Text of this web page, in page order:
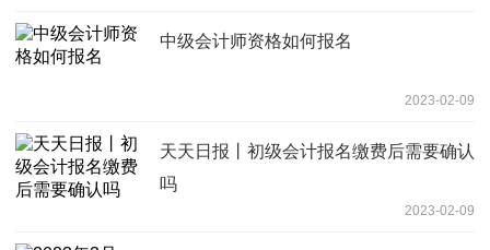
中级会计师资格如何报名
2023-02-09
天天日报丨初级会计报名缴费后需要确认
吗
2023-02-09